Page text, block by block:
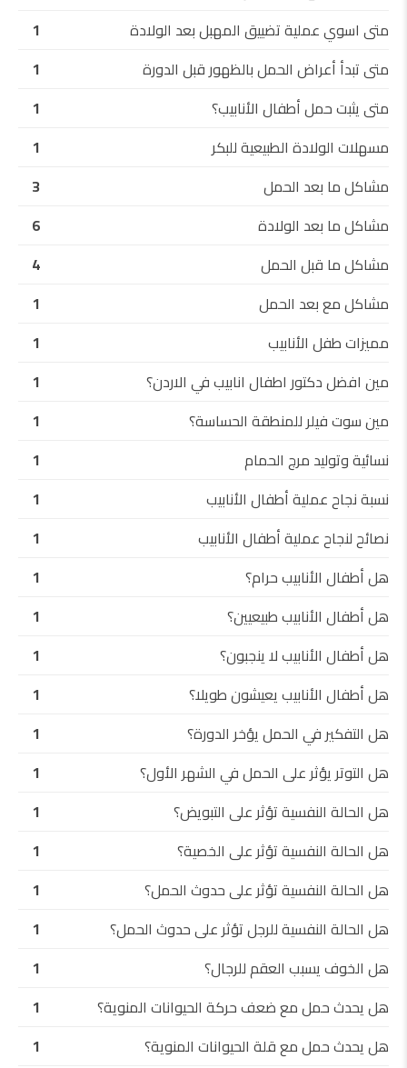
متى اسوي عملية تضييق المهبل بعد الولادة
1
متى تبدأ أعراض الحمل بالظهور قبل الدورة
1
متى يثبت حمل أطفال الأنابيب؟
1
مسهلات الولادة الطبيعية للبكر
1
مشاكل ما بعد الحمل
3
مشاكل ما بعد الولادة
6
مشاكل ما قبل الحمل
4
مشاكل مع بعد الحمل
1
مميزات طفل الأنابيب
1
مين افضل دكتور اطفال انابيب في الاردن؟
1
مين سوت فيلر للمنطقة الحساسة؟
1
نسائية وتوليد مرج الحمام
1
نسبة نجاح عملية أطفال الأنابيب
1
نصائح لنجاح عملية أطفال الأنابيب
1
هل أطفال الأنابيب حرام؟
1
هل أطفال الأنابيب طبيعيين؟
1
هل أطفال الأنابيب لا ينجبون؟
1
هل أطفال الأنابيب يعيشون طويلا؟
1
هل التفكير في الحمل يؤخر الدورة؟
1
هل التوتر يؤثر على الحمل في الشهر الأول؟
1
هل الحالة النفسية تؤثر على التبويض؟
1
هل الحالة النفسية تؤثر على الخصية؟
1
هل الحالة النفسية تؤثر على حدوث الحمل؟
1
هل الحالة النفسية للرجل تؤثر على حدوث الحمل؟
1
هل الخوف يسبب العقم للرجال؟
1
هل يحدث حمل مع ضعف حركة الحيوانات المنوية؟
1
هل يحدث حمل مع قلة الحيوانات المنوية؟
1